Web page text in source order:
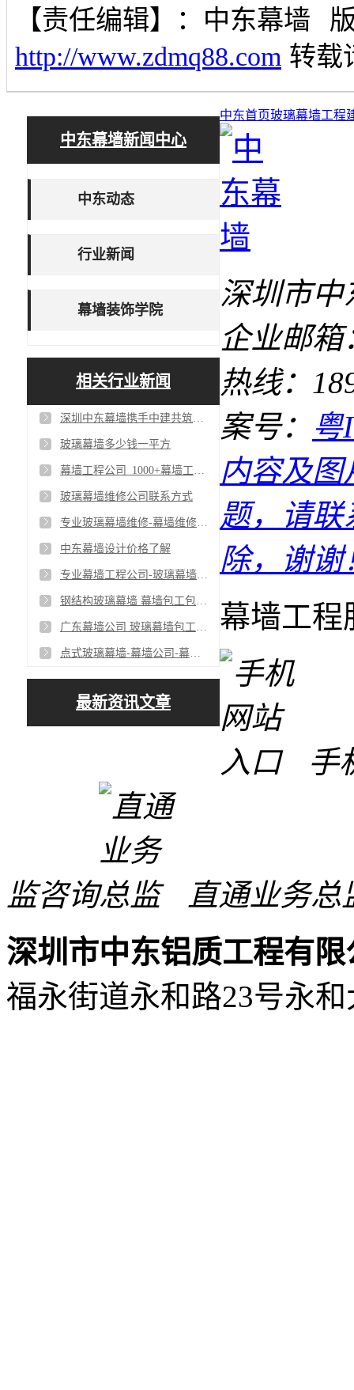
【责任编辑】： 中东幕墙
http://www.zdmq88.com 转载
中东幕墙新闻中心
中东动态
行业新闻
幕墙装饰学院
相关行业新闻
深圳中东幕墙携手中建共筑单元式幕墙工程_争创一流幕墙工程公司
玻璃幕墙多少钱一平方
幕墙工程公司_1000+幕墙工程客户案例
玻璃幕墙维修公司联系方式
专业玻璃幕墙维修-幕墙维修维保-幕墙维修换玻璃
中东幕墙设计价格了解
专业幕墙工程公司-玻璃幕墙包工包料-深圳幕墙公司
钢结构玻璃幕墙 幕墙包工包料 幕墙设计安装公司
广东幕墙公司 玻璃幕墙包工包料 幕墙设计安装
点式玻璃幕墙-幕墙公司-幕墙包工包料
最新资讯文章
中东首页玻璃幕墙工程
深圳市中
企业邮箱
热线：
案号： 粤
内容及
题，请联
除，谢谢
幕墙工程
手
监咨询
直通业务总
深圳市中东铝质工程有限
福永街道永和路23号永和